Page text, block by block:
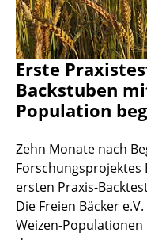
Erste
Backstuben
Population
Zehn Monate nach
Forschungsprojektes
ersten Praxis-
Die Freien Bäcker
Weizen-